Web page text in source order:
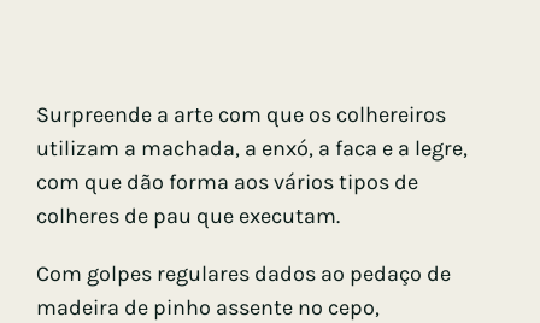
Surpreende a arte com que os colhereiros
utilizam a machada, a enxó, a faca e a legre,
com que dão forma aos vários tipos de
colheres de pau que executam.
Com golpes regulares dados ao pedaço de
madeira de pinho assente no cepo,